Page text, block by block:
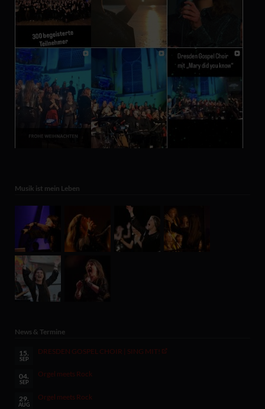
Musik ist mein Leben
News & Termine
15.
SEP
DRESDEN GOSPEL CHOIR | SING MIT!
04.
SEP
Orgel meets Rock
29.
AUG
Orgel meets Rock